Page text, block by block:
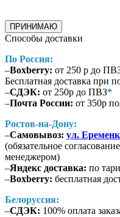
ПРИНИМАЮ
Способы доставки
По Россия:
–Boxberry: от 250 р до
Бесплатная доставка при
–СДЭК: от 250р до ПВЗ*
–Почта России: от 350р
Ростов-на-Дону:
–Самовывоз: ул.
(обязательное
менеджером)
–Яндекс доставка: по
–Boxberry: бесплатная
Белоруссия:
–СДЭК: 100% оплата